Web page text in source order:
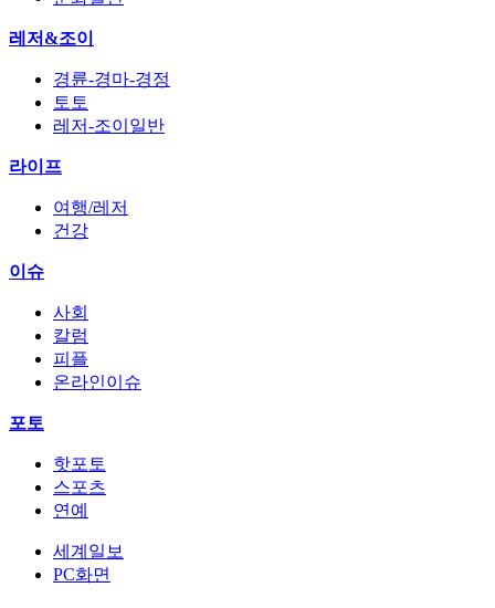
레저&조이
경륜-경마-경정
토토
레저-조이일반
라이프
여행/레저
건강
이슈
사회
칼럼
피플
온라인이슈
포토
핫포토
스포츠
연예
세계일보
PC화면